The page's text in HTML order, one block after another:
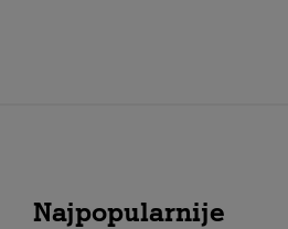
Najpopularnije